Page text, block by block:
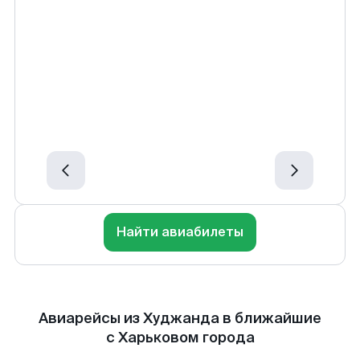
Найти авиабилеты
Авиарейсы из Худжанда в ближайшие
с Харьковом города